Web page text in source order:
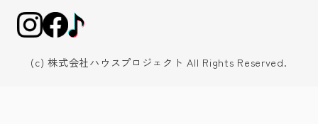
(c) 株式会社ハウスプロジェクト All Rights Reserved.